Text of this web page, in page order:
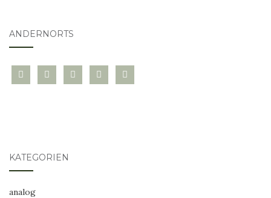
ANDERNORTS
bloglovininstagramtwitter pinterest
mail
KATEGORIEN
analog